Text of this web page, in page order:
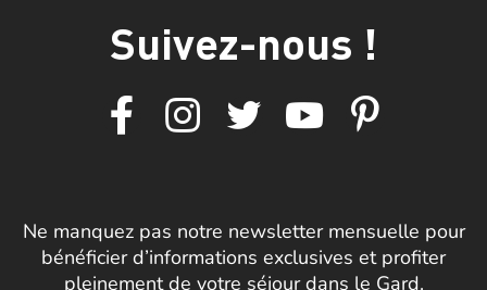
Suivez-nous !
Ne manquez pas notre newsletter mensuelle pour
bénéficier d’informations exclusives et profiter
pleinement de votre séjour dans le Gard.